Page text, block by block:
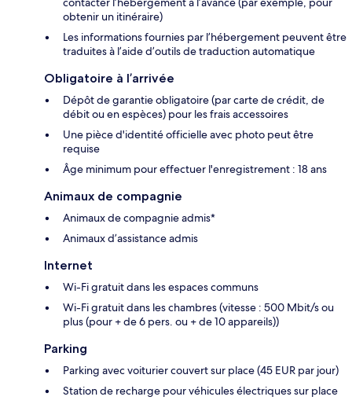
obtenir un itinéraire)
Les informations fournies par l’hébergement peuvent être
traduites à l’aide d’outils de traduction automatique
Obligatoire à l’arrivée
Dépôt de garantie obligatoire (par carte de crédit, de
débit ou en espèces) pour les frais accessoires
Une pièce d'identité officielle avec photo peut être
requise
Âge minimum pour effectuer l'enregistrement : 18 ans
Animaux de compagnie
Animaux de compagnie admis*
Animaux d’assistance admis
Internet
Wi-Fi gratuit dans les espaces communs
Wi-Fi gratuit dans les chambres (vitesse : 500 Mbit/s ou
plus (pour + de 6 pers. ou + de 10 appareils))
Parking
Parking avec voiturier couvert sur place (45 EUR par jour)
Station de recharge pour véhicules électriques sur place